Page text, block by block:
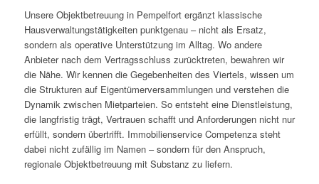
Unsere Objektbetreuung in Pempelfort ergänzt klassische
Hausverwaltungstätigkeiten punktgenau – nicht als Ersatz,
sondern als operative Unterstützung im Alltag. Wo andere
Anbieter nach dem Vertragsschluss zurücktreten, bewahren wir
die Nähe. Wir kennen die Gegebenheiten des Viertels, wissen um
die Strukturen auf Eigentümerversammlungen und verstehen die
Dynamik zwischen Mietparteien. So entsteht eine Dienstleistung,
die langfristig trägt, Vertrauen schafft und Anforderungen nicht nur
erfüllt, sondern übertrifft. Immobilienservice Competenza steht
dabei nicht zufällig im Namen – sondern für den Anspruch,
regionale Objektbetreuung mit Substanz zu liefern.